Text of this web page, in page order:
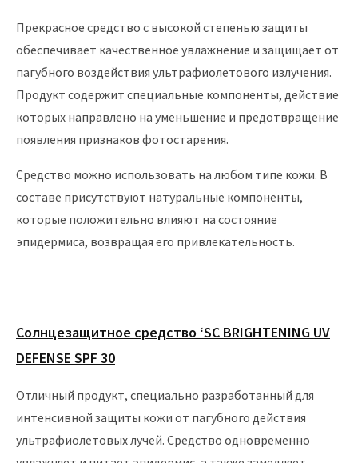
Прекрасное средство с высокой степенью защиты
обеспечивает качественное увлажнение и защищает от
пагубного воздействия ультрафиолетового излучения.
Продукт содержит специальные компоненты, действие
которых направлено на уменьшение и предотвращение
появления признаков фотостарения.
Средство можно использовать на любом типе кожи. В
составе присутствуют натуральные компоненты,
которые положительно влияют на состояние
эпидермиса, возвращая его привлекательность.
Солнцезащитное средство ‘SC BRIGHTENING UV
DEFENSE SPF 30
Отличный продукт, специально разработанный для
интенсивной защиты кожи от пагубного действия
ультрафиолетовых лучей. Средство одновременно